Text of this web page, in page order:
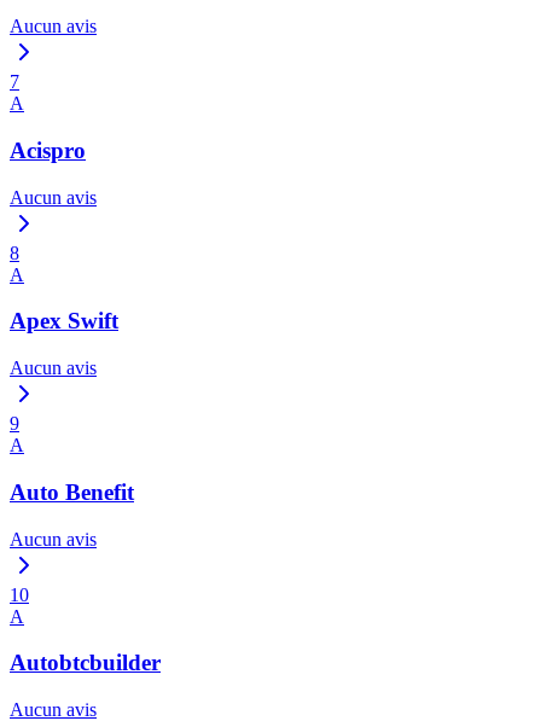
Aucun avis
7
A
Acispro
Aucun avis
8
A
Apex Swift
Aucun avis
9
A
Auto Benefit
Aucun avis
10
A
Autobtcbuilder
Aucun avis